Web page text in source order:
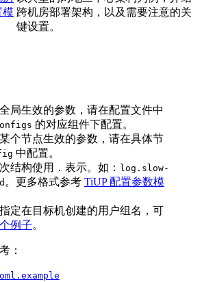
模 跨机房部署架构，以及需要注意的关
键设置。
局生效的参数，请在配置文件中
的对应组件下配置。
个节点生效的参数，请在具体节
中配置。
结构使用
. 表示。如： log.slow-
。更多格式参考 TiUP 配置参数模
定在目标机创建的用户组名，可
例子。
：